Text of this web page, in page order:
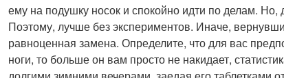
ему на подушку носок и спокойно идти по делам.
Поэтому, лучше без экспериментов. Иначе,
равноценная замена. Определите, что для вас
ноги, то больше он вам просто не накидает,